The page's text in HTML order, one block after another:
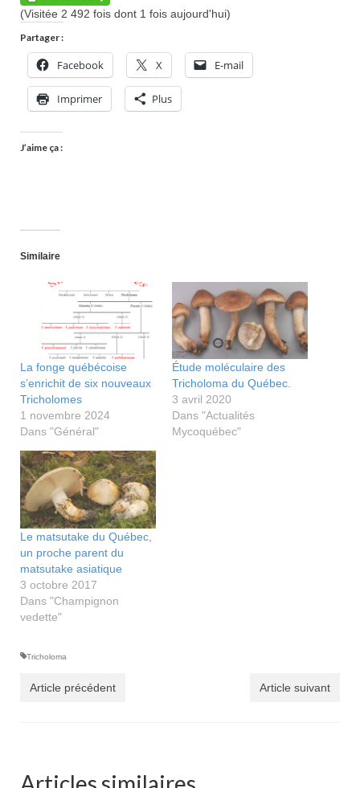
(Visitée 2 492 fois dont 1 fois aujourd'hui)
Partager :
Facebook X E-mail
Imprimer Plus
J’aime ça :
Similaire
La fonge québécoise
s’enrichit de six nouveaux
Tricholomes
1 novembre 2024
Dans "Général"
Étude moléculaire des
Tricholoma du Québec.
3 avril 2020
Dans "Actualités
Mycoquébec"
Le matsutake du Québec,
un proche parent du
matsutake asiatique
3 octobre 2017
Dans "Champignon
vedette"
Tricholoma
Article précédent Article suivant